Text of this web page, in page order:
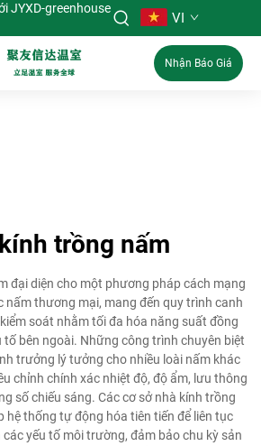
JYXD-greenhouse
VI
Nhận Báo Giá
trồng nấm
đại diện cho một phương pháp cách mạng
nấm thương mại, mang đến quy trình canh
soát nhằm tối đa hóa năng suất đồng
tố bên ngoài. Những công trình chuyên biệt
trưởng lý tưởng cho nhiều loài nấm khác
chỉnh chính xác nhiệt độ, độ ẩm, lưu thông
số chiếu sáng. Các cơ sở nhà kính trồng
hệ thống tự động hóa tiên tiến để liên tục
yếu tố môi trường, đảm bảo chu kỳ sản